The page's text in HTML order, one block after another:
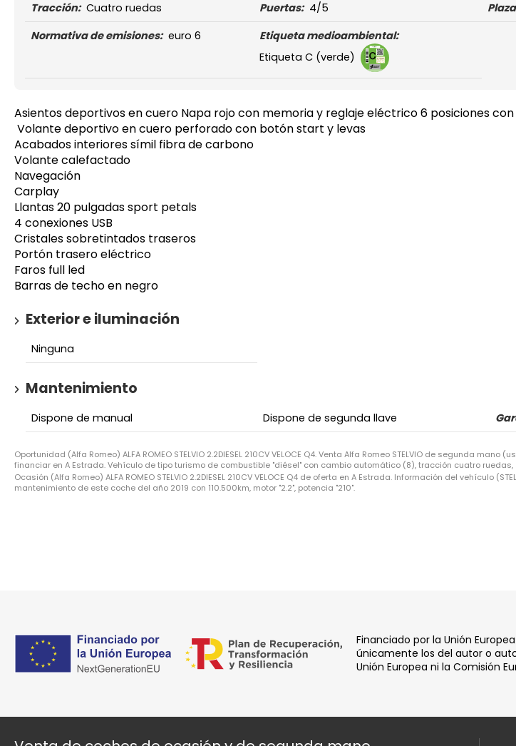
Tracción: Cuatro ruedas Puertas: 4/5
Normativa de emisiones: euro 6
Etiqueta medioambiental:
Etiqueta C (verde)
Asientos deportivos en cuero Napa rojo con memoria y reglaje eléctrico 6 posiciones
Volante deportivo en cuero perforado con botón start y levas
Acabados interiores símil fibra de carbono
Volante calefactado
Navegación
Carplay
Llantas 20 pulgadas sport petals
4 conexiones USB
Cristales sobretintados traseros
Portón trasero eléctrico
Faros full led
Barras de techo en negro
Exterior e iluminación
Ninguna
Mantenimiento
Dispone de manual Dispone de segunda llave
Oportunidad (Alfa Romeo) ALFA ROMEO STELVIO 2.2DIESEL 210CV VELOCE Q4. Venta Alfa Romeo STELVIO de segunda
financiar en A Estrada. Vehículo de tipo turismo de combustible "diésel" con cambio automático (8), tracción cuatro
Ocasión (Alfa Romeo) ALFA ROMEO STELVIO 2.2DIESEL 210CV VELOCE Q4 de oferta en A Estrada. Información del vehículo
mantenimiento de este coche del año 2019 con 110.500km, motor "2.2", potencia "210".
Financiado por la Unión
únicamente los del autor o
Unión Europea ni la Comisión